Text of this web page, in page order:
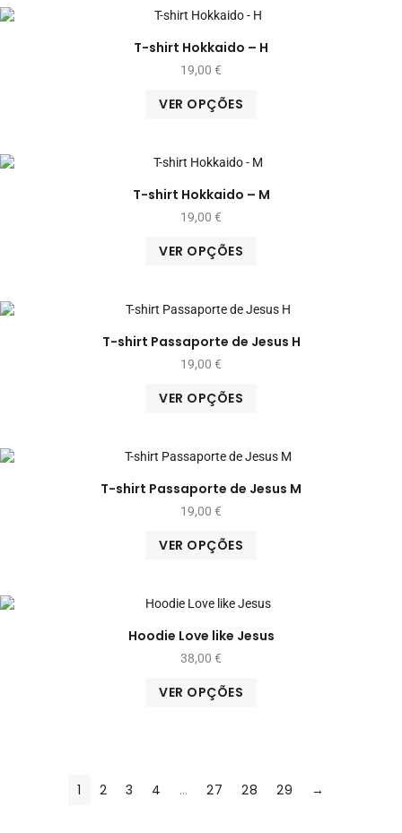
T-shirt Hokkaido – H
19,00 €
VER OPÇÕES
T-shirt Hokkaido – M
19,00 €
VER OPÇÕES
T-shirt Passaporte de Jesus H
19,00 €
VER OPÇÕES
T-shirt Passaporte de Jesus M
19,00 €
VER OPÇÕES
Hoodie Love like Jesus
38,00 €
VER OPÇÕES
1 2 3 4 … 27 28 29 →